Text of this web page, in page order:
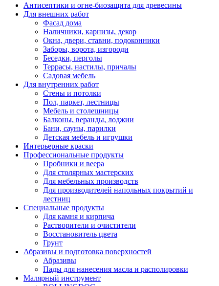
Антисептики и огне-биозащита для древесины
Для внешних работ
Фасад дома
Наличники, карнизы, декор
Окна, двери, ставни, подоконники
Заборы, ворота, изгороди
Беседки, перголы
Террасы, настилы, причалы
Садовая мебель
Для внутренних работ
Стены и потолки
Пол, паркет, лестницы
Мебель и столешницы
Балконы, веранды, лоджии
Бани, сауны, парилки
Детская мебель и игрушки
Интерьерные краски
Профессиональные продукты
Пробники и веера
Для столярных мастерских
Для мебельных производств
Для производителей напольных покрытий и
лестниц
Специальные продукты
Для камня и кирпича
Растворители и очистители
Восстановитель цвета
Грунт
Абразивы и подготовка поверхностей
Абразивы
Пады для нанесения масла и располировки
Малярный инструмент